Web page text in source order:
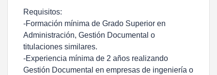
Requisitos:
-Formación mínima de Grado Superior en
Administración, Gestión Documental o
titulaciones similares.
-Experiencia mínima de 2 años realizando
Gestión Documental en empresas de ingeniería o